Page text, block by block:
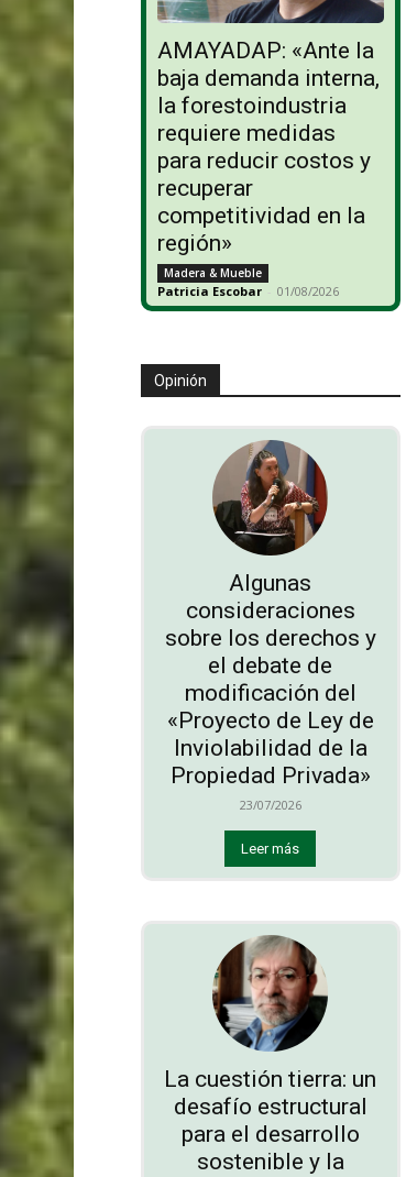
AMAYADAP: «Ante la
baja demanda interna,
la forestoindustria
requiere medidas
para reducir costos y
recuperar
competitividad en la
región»
Madera & Mueble
Patricia Escobar - 01/08/2026
Opinión
Algunas
consideraciones
sobre los derechos y
el debate de
modificación del
«Proyecto de Ley de
Inviolabilidad de la
Propiedad Privada»
23/07/2026
Leer más
La cuestión tierra: un
desafío estructural
para el desarrollo
sostenible y la